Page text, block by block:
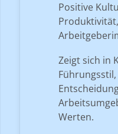
Positive
Zeigt sich in
Führungsstil,
Werten.